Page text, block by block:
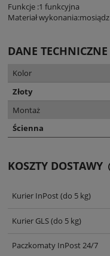
Funkcje :1 funkcyjna
Materiał wykonania:mosiądz
DANE TECHNICZNE
Kolor
Złoty
Montaż
Ścienna
KOSZTY DOSTAWY
Kurier InPost(do 5 kg)
Kurier GLS(do 5 kg)
Paczkomaty InPost 24/7